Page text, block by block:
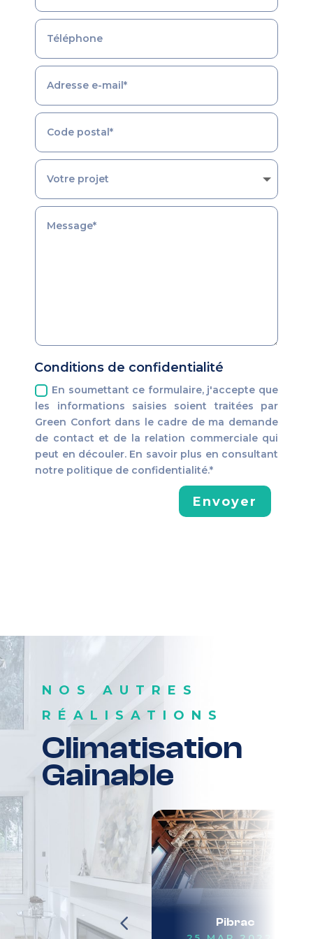
Conditions de confidentialité
En soumettant ce formulaire, j'accepte que
les informations saisies soient traitées par
Green Confort dans le cadre de ma demande
de contact et de la relation commerciale qui
peut en découler. En savoir plus en consultant
notre politique de confidentialité.*
Envoyer
NOS AUTRES
RÉALISATIONS
Climatisation
Gainable
Toulouse Pibrac